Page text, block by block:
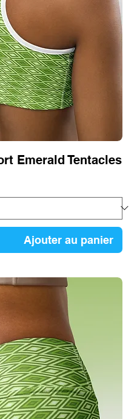
Emerald Tentacles
Ajouter au panier